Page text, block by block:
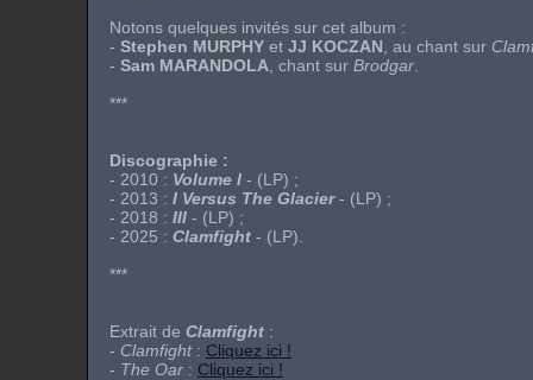
Notons quelques invités sur cet album :
- Stephen MURPHY et JJ KOCZAN , au chant sur
- Sam MARANDOLA , chant sur Brodgar
***
Discographie :
- 2010 : Volume I - (LP) ;
- 2013 : I Versus The Glacier- (LP) ;
- 2018 : III - (LP) ;
- 2025 : Clamfight - (LP).
***
Extrait de Clamfight :
- Clamfight: Cliquez ici !
- The Oar : Cliquez ici !